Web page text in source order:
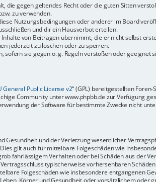
gegen geltendes Recht oder die guten Sitten
zu verwenden.
Nutzungsbedingungen oder anderer im Board
und dir ein Hausverbot erteilen.
von Beiträgen übernimmt, die er nicht selbst
jederzeit zu löschen oder zu sperren.
sie gegen o. g. Regeln verstoßen oder geeignet
General Public License v2“ (GPL) bereitgestellten
Community unter www.phpbb.de zur Verfügung
der Software für bestimmte Zwecke nicht
und der Verletzung wesentlicher
gilt auch für mittelbare Folgeschäden wie
fahrlässigem Verhalten oder bei Schäden aus der
typischerweise vorhersehbaren
Folgeschäden wie insbesondere entgangenen